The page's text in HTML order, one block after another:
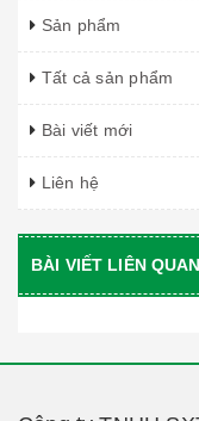
Sản phẩm
Tất cả sản phẩm
Bài viết mới
Liên hệ
BÀI VIẾT LIÊN QUAN